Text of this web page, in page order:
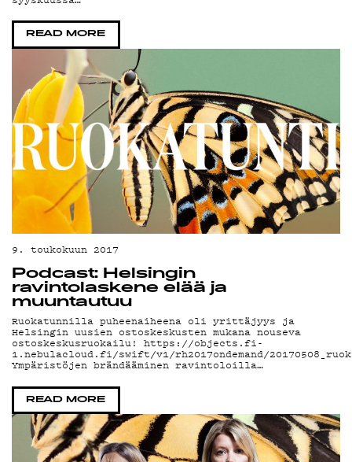
READ MORE
9. toukokuun 2017
Podcast: Helsingin
ravintolaskene elää ja
muuntautuu
Ruokatunnilla puheenaiheena oli yrittäjyys ja
Helsingin uusien ostoskeskusten mukana nouseva
ostoskeskusruokailu! https://objects.fi-
1.nebulacloud.fi/swift/v1/rh2017ondemand/
Ympäristöjen brändääminen ravintoloilla…
READ MORE